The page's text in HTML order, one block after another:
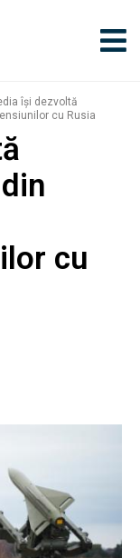
îşi dezvoltă
cu Rusia
cu